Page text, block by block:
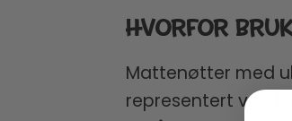
HVORFOR
Mattenøtter med
representert ved